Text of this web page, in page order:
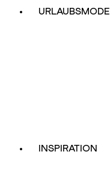
URLAUBSMODE
INSPIRATION